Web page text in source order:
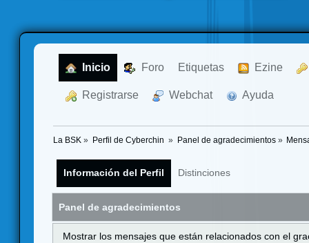
Inicio Foro Etiquetas Ezine
Registrarse Webchat Ayuda
La BSK » Perfil de Cyberchin » Panel de agradecimientos»
Información del Perfil Distinciones
Panel de agradecimientos
Mostrar los mensajes que están relacionados con el